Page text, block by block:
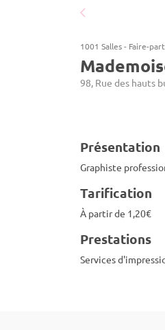
1001 Salles- Faire-part
98, Rue des hauts
Présentation
Graphiste
Tarification
À partir de 1,20€
Prestations
Services